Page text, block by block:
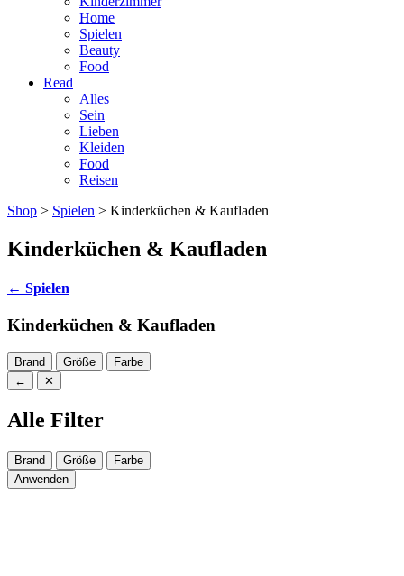
Home
Spielen
Beauty
Food
Read
Alles
Sein
Lieben
Kleiden
Food
Reisen
Shop > Spielen > Kinderküchen & Kaufladen
Kinderküchen & Kaufladen
← Spielen
Kinderküchen & Kaufladen
Brand Größe
Farbe
←
✕
Alle Filter
Brand Größe
Farbe
Anwenden